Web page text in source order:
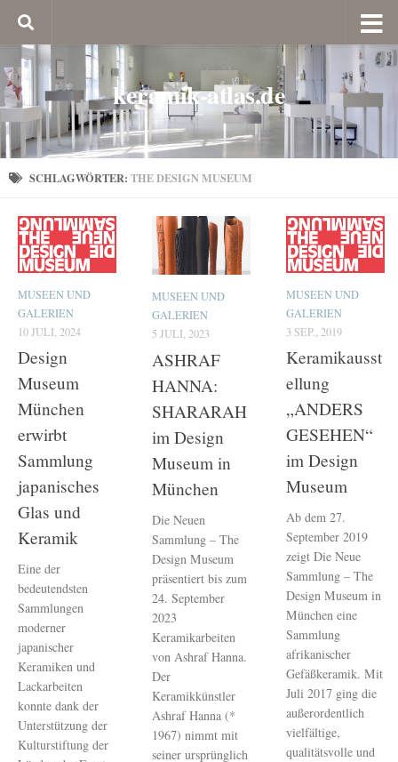
keramik-atlas.de
SCHLAGWÖRTER: THE DESIGN MUSEUM
MUSEEN UND
GALERIEN
10 JULI, 2024
Design
Museum
München
erwirbt
Sammlung
japanisches
Glas und
Keramik
Eine der
bedeutendsten
Sammlungen
moderner
japanischer
Keramiken und
Lackarbeiten
konnte dank der
Unterstützung der
Kulturstiftung der
MUSEEN UND
GALERIEN
5 JULI, 2023
ASHRAF
HANNA:
SHARARAH
im Design
Museum in
München
Die Neuen
Sammlung – The
Design Museum
präsentiert bis zum
24. September
2023
Keramikarbeiten
von Ashraf Hanna.
Der
Keramikkünstler
Ashraf Hanna (*
1967) nimmt mit
seiner ursprünglich
MUSEEN UND
GALERIEN
3 SEP., 2019
Keramikausst
ellung
„ANDERS
GESEHEN“
im Design
Museum
Ab dem 27.
September 2019
zeigt Die Neue
Sammlung – The
Design Museum in
München eine
Sammlung
afrikanischer
Gefäßkeramik. Mit
Juli 2017 ging die
außerordentlich
vielfältige,
qualitätsvolle und